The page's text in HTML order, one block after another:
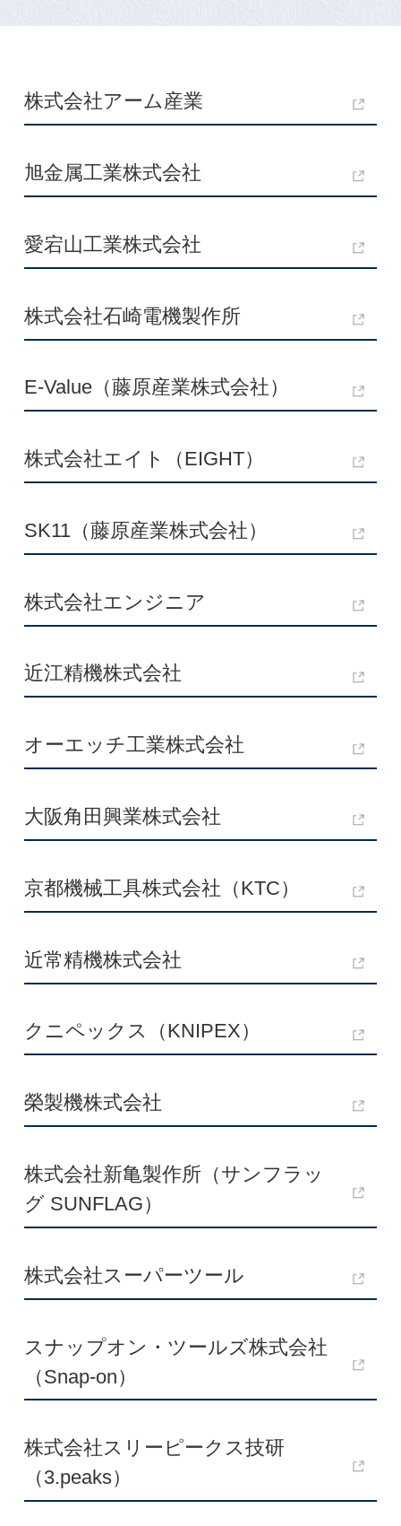
株式会社アーム産業
旭金属工業株式会社
愛宕山工業株式会社
株式会社石崎電機製作所
E-Value（藤原産業株式会社）
株式会社エイト（EIGHT）
SK11（藤原産業株式会社）
株式会社エンジニア
近江精機株式会社
オーエッチ工業株式会社
大阪角田興業株式会社
京都機械工具株式会社（KTC）
近常精機株式会社
クニペックス（KNIPEX）
榮製機株式会社
株式会社新亀製作所（サンフラッ
グ SUNFLAG）
株式会社スーパーツール
スナップオン・ツールズ株式会社
（Snap-on）
株式会社スリーピークス技研
（3.peaks）